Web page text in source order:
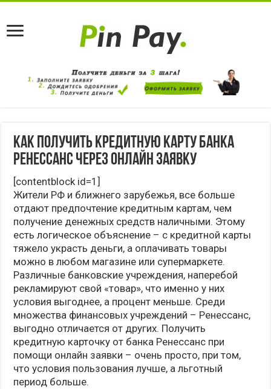
Как получить кредитную карту банка
Ренессанс через онлайн заявку
[contentblock id=1]
Жители РФ и ближнего зарубежья, все больше
отдают предпочтение кредитным картам, чем
получение денежных средств наличными. Этому
есть логическое объяснение – с кредитной карты
тяжело украсть деньги, а оплачивать товары
можно в любом магазине или супермаркете.
Различные банковские учреждения, наперебой
рекламируют свой «товар», что именно у них
условия выгоднее, а процент меньше. Среди
множества финансовых учреждений – Ренессанс,
выгодно отличается от других. Получить
кредитную карточку от банка Ренессанс при
помощи онлайн заявки – очень просто, при том,
что условия пользования лучше, а льготный
период больше.